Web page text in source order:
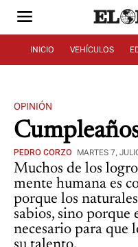
INICIO VEHÍCULOS
OPINIÓN
PEDRO CORZO MARTES 7,
Muchos de los
mente humana es
porque los
sabios, sino porque
necesario para que